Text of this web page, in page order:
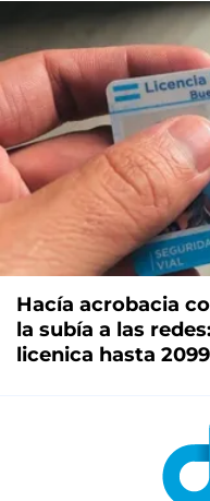
Hacía acrobacia
la subía a las
licenica hasta 2099